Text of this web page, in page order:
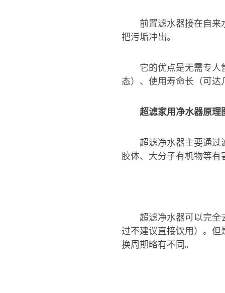
前置滤水器接在自
把污垢冲出。
它的优点是无需专
态）、使用寿命长（可
超滤家用净水器原理
超滤净水器主要通
胶体、大分子有机物等
超滤净水器可以完
过不建议直接饮用）。
换周期略有不同。